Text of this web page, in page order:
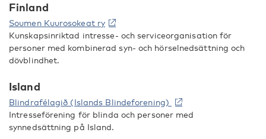
Finland
Soumen Kuurosokeat ry
Kunskapsinriktad intresse- och serviceorganisation för
personer med kombinerad syn- och hörselnedsättning och
dövblindhet.
Island
Blindrafélagið (Islands Blindeforening)
Intresseförening för blinda och personer med
synnedsättning på Island.